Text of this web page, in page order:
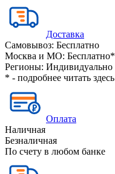
Доставка
Самовывоз: Бесплатно
Москва и МО: Бесплатно*
Регионы: Индивидуально
* - подробнее читать здесь
Оплата
Наличная
Безналичная
По счету в любом банке